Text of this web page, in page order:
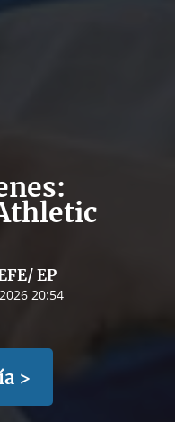
EP
20:54
>